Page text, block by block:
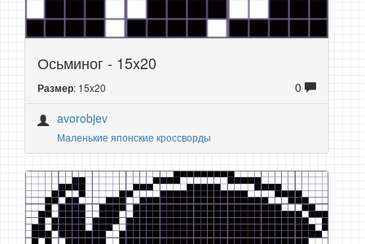
Осьминог - 15x20
Размер: 15x20
0
avorobjev
Маленькие японские кроссворды